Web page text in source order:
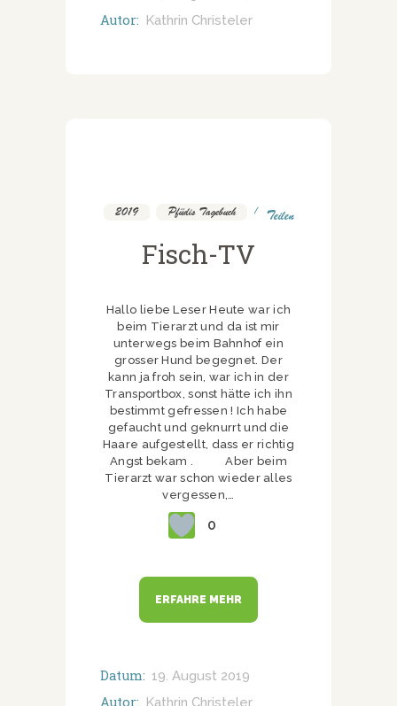
Autor: Kathrin Christeler
2019 Pfüdis Tagebuch Teilen
Fisch-TV
Hallo liebe Leser Heute war ich
beim Tierarzt und da ist mir
unterwegs beim Bahnhof ein
grosser Hund begegnet. Der
kann ja froh sein, war ich in der
Transportbox, sonst hätte ich ihn
bestimmt gefressen ! Ich habe
gefaucht und geknurrt und die
Haare aufgestellt, dass er richtig
Angst bekam . Aber beim
Tierarzt war schon wieder alles
vergessen,…
0
ERFAHRE MEHR
Datum: 19. August 2019
Autor: Kathrin Christeler